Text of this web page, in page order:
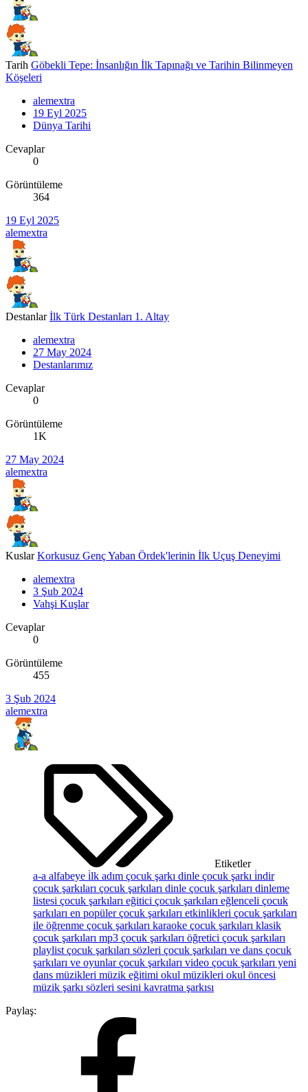
Tarih Göbekli Tepe: İnsanlığın İlk Tapınağı ve Tarihin Bilinmeyen
Köşeleri
alemextra
19 Eyl 2025
Dünya Tarihi
Cevaplar
0
Görüntüleme
364
19 Eyl 2025
alemextra
Destanlar İlk Türk Destanları 1. Altay
alemextra
27 May 2024
Destanlarımız
Cevaplar
0
Görüntüleme
1K
27 May 2024
alemextra
Kuslar Korkusuz Genç Yaban Ördek'lerinin İlk Uçuş Deneyimi
alemextra
3 Şub 2024
Vahşi Kuşlar
Cevaplar
0
Görüntüleme
455
3 Şub 2024
alemextra
Etiketler
a-a alfabeye i̇lk adım çocuk şarkı dinle çocuk şarkı i̇ndir
çocuk şarkıları çocuk şarkıları dinle çocuk şarkıları dinleme
listesi çocuk şarkıları eğitici çocuk şarkıları eğlenceli çocuk
şarkıları en popülerçocuk şarkıları etkinlikleri çocuk şarkıları
ile öğrenme çocuk şarkıları karaoke çocuk şarkıları klasik
çocuk şarkıları mp3 çocuk şarkıları öğretici çocuk şarkıları
playlist çocuk şarkıları sözleri çocuk şarkıları ve dans çocuk
şarkıları ve oyunlarçocuk şarkıları video çocuk şarkıları yeni
dans müzikleri müzik eğitimi okul müzikleri okul öncesi
müzik şarkı sözleri sesini kavratma şarkısı
Paylaş: